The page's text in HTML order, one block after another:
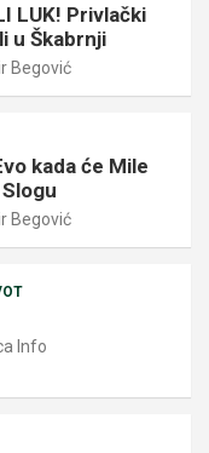
LUK! Privlački
u Škabrnji
Begović
kada će Mile
Begović
Info